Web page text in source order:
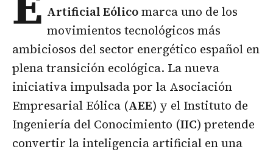
Artificial Eólicomarca uno de los
movimientos tecnológicos más
ambiciosos del sector energético español en
plena transición ecológica. La nueva
iniciativa impulsada por la Asociación
Empresarial Eólica (AEE) y el Instituto de
Ingeniería del Conocimiento (IIC) pretende
convertir la inteligencia artificial en una